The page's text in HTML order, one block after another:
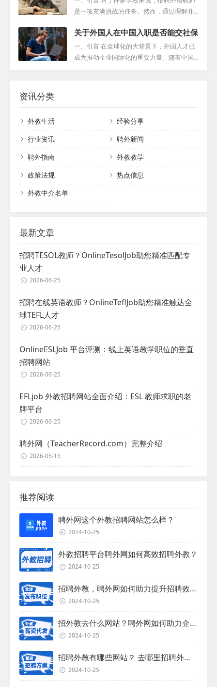
要...
业领域：专长决定高度 在英语教育领域，拥
加竞争力。在其他学科领域，如数学、科学
或艺术，专业知识的掌握同样能让你脱...
利用专业招聘机构，确保流程的高效与顺
畅。 二、明确招聘标准 首先，明确定义您希
望新教师具备的资质和经验。这包括学历、
教学经验、学科专业知识等。明确的标准不
仅使招聘更具针对性，还能确保新教师入职
是一项充满挑战的任务。然而，通过理解并
应用一系列有效的招聘策略，这个过程可以
变得更加顺利、高效。本篇文章将提供一套
详尽的指南，帮助学校更好地理解和实施外
籍教师招聘的策略。 二、明确招聘需求 在开
息传播迅速，利用多种渠道进行招聘至关重
要。学校不仅可以在自己的网站上发布招聘
关于外国人在中国入职是否能交社保
一、引言 在全球化的大背景下，外国人才已
成为推动企业国际化的重要力量。随着中国
关于外国人社保的全面指导，以确保合规并
维护员工福利。 二、外国人才在中国面临的
社会保障问题 外国人在中国入职面临的社会
保障问题主要包括以下几个方面： 社会保险
登记与缴纳：外国人才需要按照中国相关法
律法规进行社会保险登记，并按时缴纳社...
资讯分类
外教生活
经验分享
行业资讯
聘外新闻
聘外指南
外教教学
政策法规
热点信息
外教中介名单
最新文章
招聘TESOL教师？OnlineTesolJob助您精准匹配专
业人才
2026-06-25
招聘在线英语教师？OnlineTeflJob助您精准触达全
球TEFL人才
2026-06-25
OnlineESLJob 平台评测：线上英语教学职位的垂直
招聘网站
2026-06-25
EFLjob 外教招聘网站全面介绍：ESL 教师求职的老
牌平台
2026-06-25
聘外网（TeacherRecord.com）完整介绍
2026-05-15
推荐阅读
聘外网这个外教招聘网站怎么样？
2024-10-25
外教招聘平台聘外网如何高效招聘外教？
2024-10-25
招聘外教，聘外网如何助力提升招聘效率？
2024-10-25
招外教去什么网站？聘外网如何助力企业外教招聘
2024-10-25
招聘外教有哪些网站？ 去哪里招聘外教？
2024-10-25